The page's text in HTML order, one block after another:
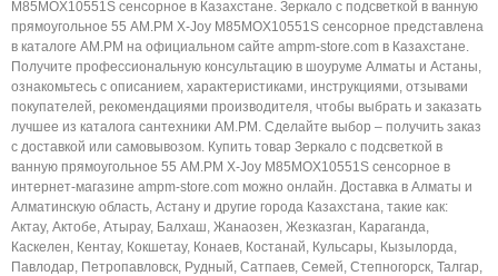
M85MOX10551S сенсорное в Казахстане. Зеркало с подсветкой в ванную
прямоугольное 55 AM.PM X-Joy M85MOX10551S сенсорное представлена
в каталоге AM.PM на официальном сайте ampm-store.com в Казахстане.
Получите профессиональную консультацию в шоуруме Алматы и Астаны,
ознакомьтесь с описанием, характеристиками, инструкциями, отзывами
покупателей, рекомендациями производителя, чтобы выбрать и заказать
лучшее из каталога сантехники AM.PM. Сделайте выбор – получить заказ
с доставкой или самовывозом. Купить товар Зеркало с подсветкой в
ванную прямоугольное 55 AM.PM X-Joy M85MOX10551S сенсорное в
интернет-магазине ampm-store.com можно онлайн. Доставка в Алматы и
Алматинскую область, Астану и другие города Казахстана, такие как:
Актау, Актобе, Атырау, Балхаш, Жанаозен, Жезказган, Караганда,
Каскелен, Кентау, Кокшетау, Конаев, Костанай, Кульсары, Кызылорда,
Павлодар, Петропавловск, Рудный, Сатпаев, Семей, Степногорск, Талгар,